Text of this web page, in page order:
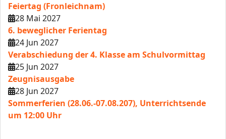
Feiertag (Fronleichnam)
28 Mai 2027
6. beweglicher Ferientag
24 Jun 2027
Verabschiedung der 4. Klasse am Schulvormittag
25 Jun 2027
Zeugnisausgabe
28 Jun 2027
Sommerferien (28.06.-07.08.207), Unterrichtsende
um 12:00 Uhr